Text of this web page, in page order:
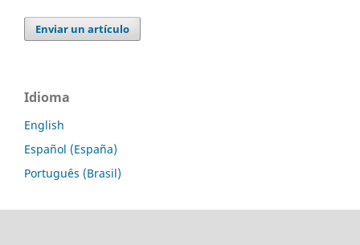
Enviar un artículo
Idioma
English
Español (España)
Português (Brasil)